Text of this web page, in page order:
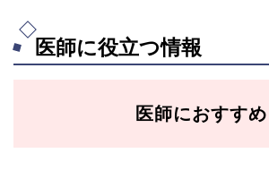
医師に役立つ情報
医師におすすめ